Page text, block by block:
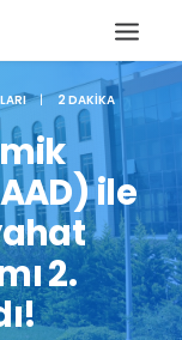
| 2 DAKIKA
ile
2.